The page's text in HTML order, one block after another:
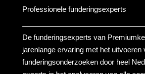
Professionele funderingsexperts
De funderingsexperts van
jarenlange ervaring met het uitvoeren
funderingsonderzoeken door heel